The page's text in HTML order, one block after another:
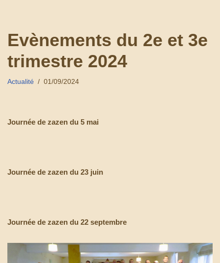
au
Evènements du 2e et 3e
trimestre 2024
Actualité 01/09/2024
Journée de zazen du 5 mai
Journée de zazen du 23 juin
Journée de zazen du 22 septembre